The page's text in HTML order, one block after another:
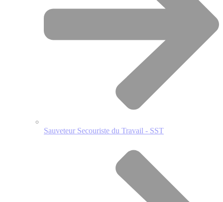
Sauveteur Secouriste du Travail - SST